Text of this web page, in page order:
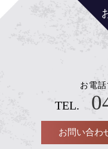
お電
TEL.
お問い合わ